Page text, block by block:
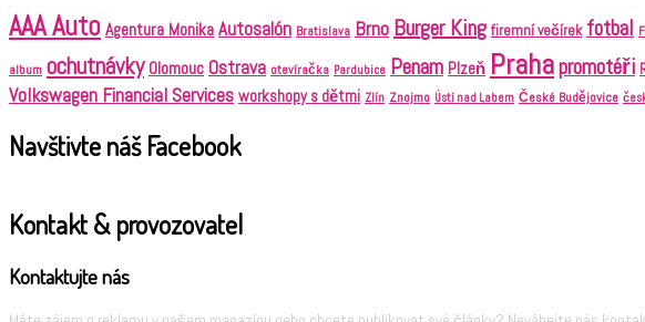
AAA Auto Agentura Monika Autosalón Bratislava Brno Burger King firemní večírek fotbal
album ochutnávky Olomouc Ostrava otevíračka Pardubice Penam Plzeň Prahapromotéři
Volkswagen Financial Services workshopy s dětmi Zlín Znojmo Ústí nad Labem České Budějovice
Navštivte náš Facebook
Kontakt & provozovatel
Kontaktujte nás